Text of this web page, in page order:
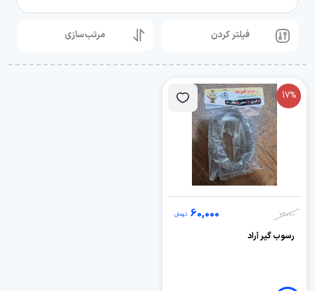
فیلتر کردن مرتب‌سازی
17%
72,000
60,000 تومان
رسوب گیر آراد